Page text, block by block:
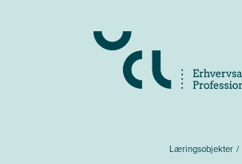
Læringsobjekter